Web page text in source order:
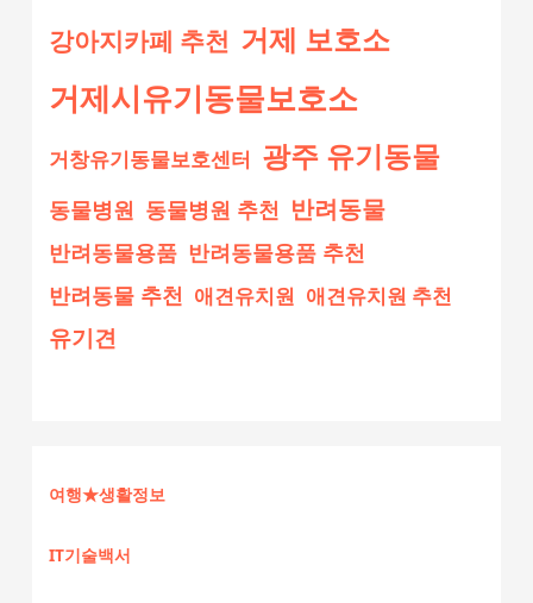
강아지카페 추천 거제 보호소
거제시유기동물보호소
거창유기동물보호센터 광주 유기동물
동물병원 동물병원 추천 반려동물
반려동물용품 반려동물용품 추천
반려동물 추천 애견유치원 애견유치원 추천
유기견
여행★생활정보
IT기술백서